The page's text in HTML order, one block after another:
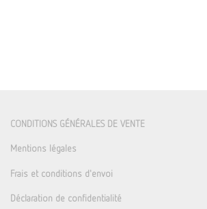
CONDITIONS GÉNÉRALES DE VENTE
Mentions légales
Frais et conditions d'envoi
Déclaration de confidentialité